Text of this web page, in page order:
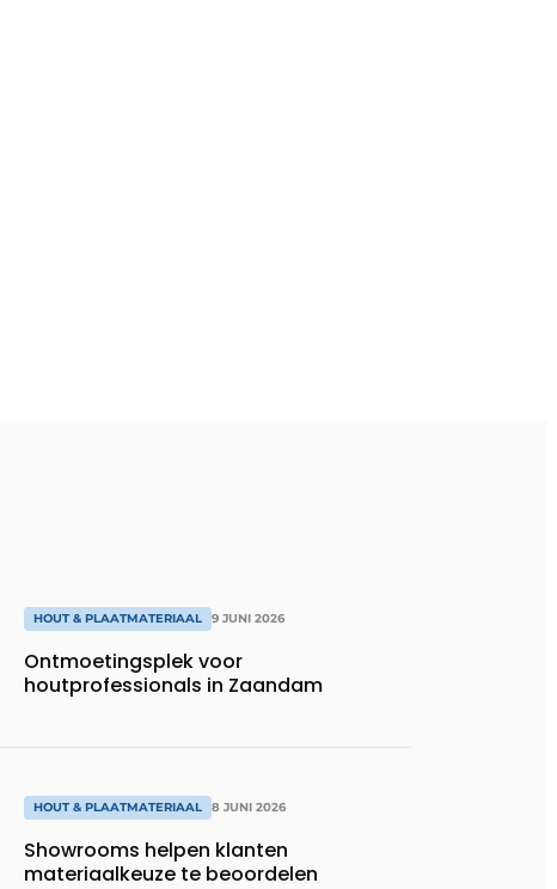
HOUT & PLAATMATERIAAL 9 JUNI 2026
Ontmoetingsplek voor
houtprofessionals in Zaandam
HOUT & PLAATMATERIAAL 8 JUNI 2026
Showrooms helpen klanten
materiaalkeuze te beoordelen